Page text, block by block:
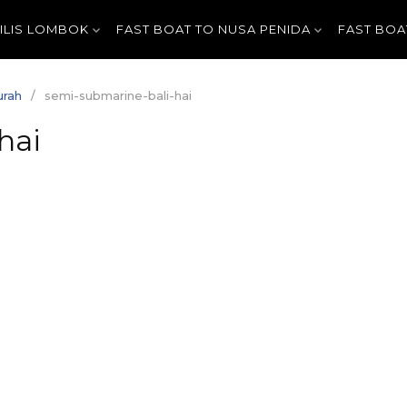
LOMBOK FAST BOAT TO NUSA PENIDA FAST
semi-submarine-bali-hai